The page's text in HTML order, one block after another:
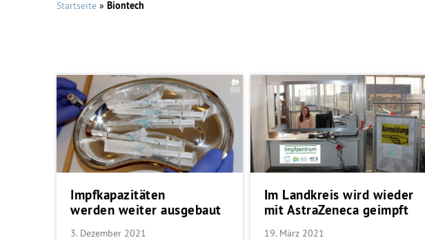
Startseite » Biontech
Impfkapazitäten
werden weiter ausgebaut
3. Dezember 2021
Im Landkreis wird wieder
mit AstraZeneca geimpft
19. März 2021